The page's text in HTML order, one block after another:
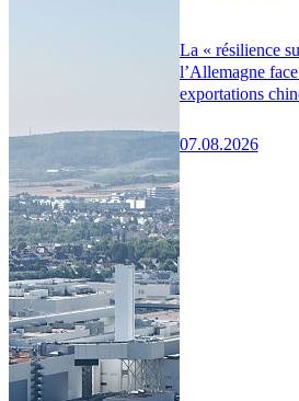
La « résilience
l’Allemagne
exportations
07.08.2026